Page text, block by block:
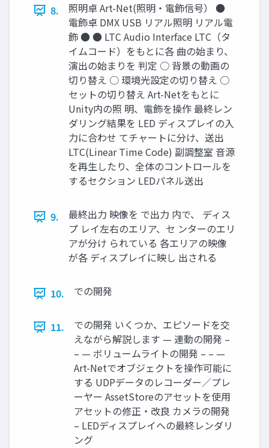
8.
照明卓 Art-Net(照明・電飾信号） ●
電飾卓 DMX USB リアル照明 リアル電
飾 ● ● LTC Audio Interface LTC（タ
イムコード）をもとに各 曲の始まり、
演出の始まりを 判定 ○ 背景の動画の
切り替え ○ 環境光設定の切り替え ○
セットの切り替え Art-Netをもとに
Unity内の照 明、電飾を操作 最終レン
ダリング結果を LED ディスプレイの入
力に合わせ てチャートに分け、送出
LTC(Linear Time Code) 副調整室 音源
を再生したり、全体のコントロールを
するセクション LEDパネル送出
9.
最終出力 映像を で出力 内で、 ディス
プ レイ左右のエリア、セ ンターのエリ
アが分け られている 各エリアの映像
が各 ディスプレイに映し 出される
10. での開発
11.
での開発 いくつか、エピソードを交
えながら解説します — 連動の開発 –
– — ボリュームライトの開発 – – —
Art-Netでオブジェクトを操作可能に
する UDPデータのレコーダー／プレ
ーヤー AssetStoreのアセットを使用
アセットの修正・改良 カメラの開発
– LEDディスプレイへの最終レンダリ
ング